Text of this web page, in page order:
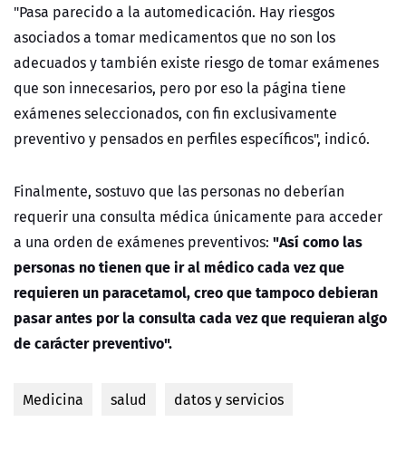
"Pasa parecido a la automedicación. Hay riesgos
asociados a tomar medicamentos que no son los
adecuados y también existe riesgo de tomar exámenes
que son innecesarios, pero por eso la página tiene
exámenes seleccionados, con fin exclusivamente
preventivo y pensados en perfiles específicos", indicó.
Finalmente, sostuvo que las personas no deberían
requerir una consulta médica únicamente para acceder
a una orden de exámenes preventivos: "Así como las
personas no tienen que ir al médico cada vez que
requieren un paracetamol, creo que tampoco debieran
pasar antes por la consulta cada vez que requieran algo
de carácter preventivo".
Medicina salud datos y servicios